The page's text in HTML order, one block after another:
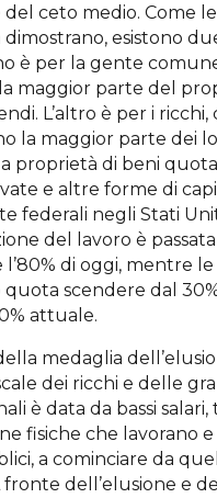
ceto medio. Come
esistono
è per la gente
maggior parte del
L’altro è per i ricchi,
la maggior parte dei
proprietà di beni
e altre forme di
federali negli Stati
del lavoro è
l’80% di oggi, mentre
quota scendere dal
attuale.
medaglia
dei ricchi e delle
è data da bassi salari,
fisiche che lavorano
a cominciare da
fronte dell’elusione e